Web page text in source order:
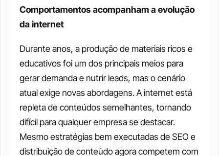
Comportamentos acompanham a evolução
da internet
Durante anos, a produção de materiais ricos e
educativos foi um dos principais meios para
gerar demanda e nutrir leads, mas o cenário
atual exige novas abordagens. A internet está
repleta de conteúdos semelhantes, tornando
difícil para qualquer empresa se destacar.
Mesmo estratégias bem executadas de SEO e
distribuição de conteúdo agora competem com